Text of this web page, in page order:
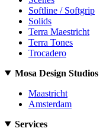
Softline / Softgrip
Solids
Terra Maestricht
Terra Tones
Trocadero
Mosa Design Studios
Maastricht
Amsterdam
Services